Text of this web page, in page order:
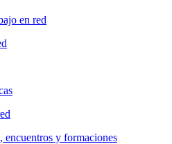
en red
encuentros y formaciones